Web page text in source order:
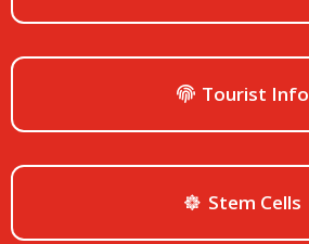
Tourist Info
Stem Cells